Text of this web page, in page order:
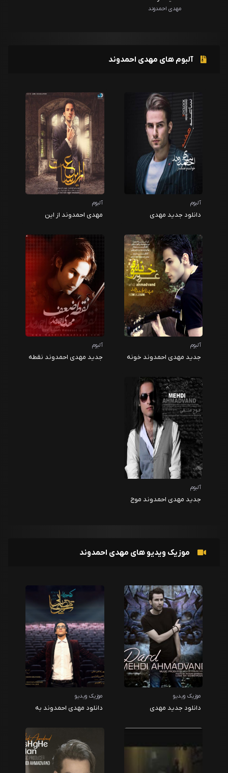
مهدی احمدوند
آلبوم های مهدی احمدوند
آلبوم
دانلود جدید مهدی
آلبوم
مهدی احمدوند از این
آلبوم
جدید مهدی احمدوند خونه
آلبوم
جدید مهدی احمدوند نقطه
آلبوم
جدید مهدی احمدوند موج
موزیک ویدیو های مهدی احمدوند
موزیک ویدیو
دانلود جدید مهدی
موزیک ویدیو
دانلود مهدی احمدوند به